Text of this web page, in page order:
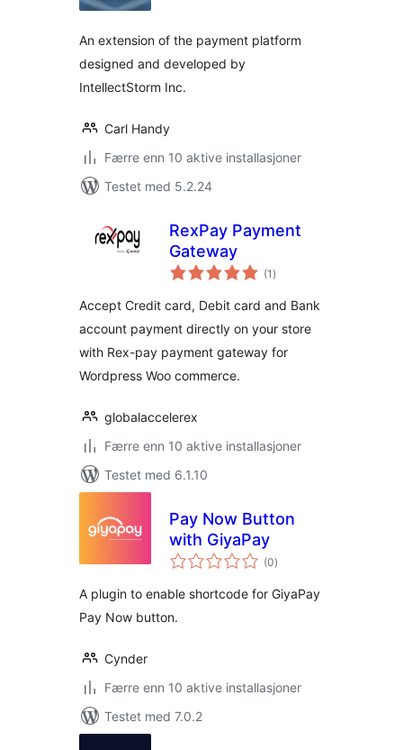
An extension of the payment platform
designed and developed by
IntellectStorm Inc.
Carl Handy
Færre enn 10 aktive installasjoner
Testet med 5.2.24
RexPay Payment
Gateway
(1 totale
vurderinger
)
Accept Credit card, Debit card and Bank
account payment directly on your store
with Rex-pay payment gateway for
Wordpress Woo commerce.
globalaccelerex
Færre enn 10 aktive installasjoner
Testet med 6.1.10
Pay Now Button
with GiyaPay
(0totale
vurderinger
)
A plugin to enable shortcode for GiyaPay
Pay Now button.
Cynder
Færre enn 10 aktive installasjoner
Testet med 7.0.2